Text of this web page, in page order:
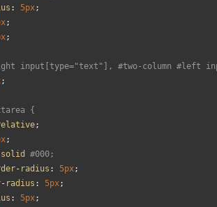
: 5px;
;
;
input[type="text"], #two-column #left
;
{
;
;
solid #000;
- radius : 5px;
- radius : 5px;
: 5px;